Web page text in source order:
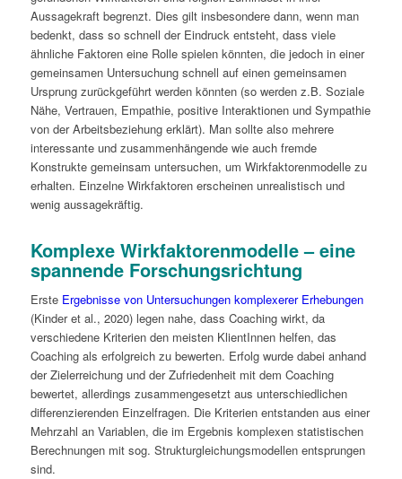
Aussagekraft begrenzt. Dies gilt insbesondere dann, wenn man
bedenkt, dass so schnell der Eindruck entsteht, dass viele
ähnliche Faktoren eine Rolle spielen könnten, die jedoch in einer
gemeinsamen Untersuchung schnell auf einen gemeinsamen
Ursprung zurückgeführt werden könnten (so werden z.B. Soziale
Nähe, Vertrauen, Empathie, positive Interaktionen und Sympathie
von der Arbeitsbeziehung erklärt). Man sollte also mehrere
interessante und zusammenhängende wie auch fremde
Konstrukte gemeinsam untersuchen, um Wirkfaktorenmodelle zu
erhalten. Einzelne Wirkfaktoren erscheinen unrealistisch und
wenig aussagekräftig.
Komplexe Wirkfaktorenmodelle – eine
spannende Forschungsrichtung
Erste Ergebnisse von Untersuchungen komplexerer Erhebungen
(Kinder et al., 2020) legen nahe, dass Coaching wirkt, da
verschiedene Kriterien den meisten KlientInnen helfen, das
Coaching als erfolgreich zu bewerten. Erfolg wurde dabei anhand
der Zielerreichung und der Zufriedenheit mit dem Coaching
bewertet, allerdings zusammengesetzt aus unterschiedlichen
differenzierenden Einzelfragen. Die Kriterien entstanden aus einer
Mehrzahl an Variablen, die im Ergebnis komplexen statistischen
Berechnungen mit sog. Strukturgleichungsmodellen entsprungen
sind.